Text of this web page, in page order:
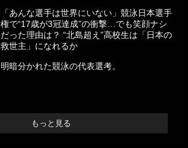
「あんな選手は世界にいない」競泳日本選手
権で“17歳が3冠達成”の衝撃…でも笑顔ナシ
だった理由は？ “北島超え”高校生は「日本の
救世主」になれるか
明暗分かれた競泳の代表選考。
もっと見る